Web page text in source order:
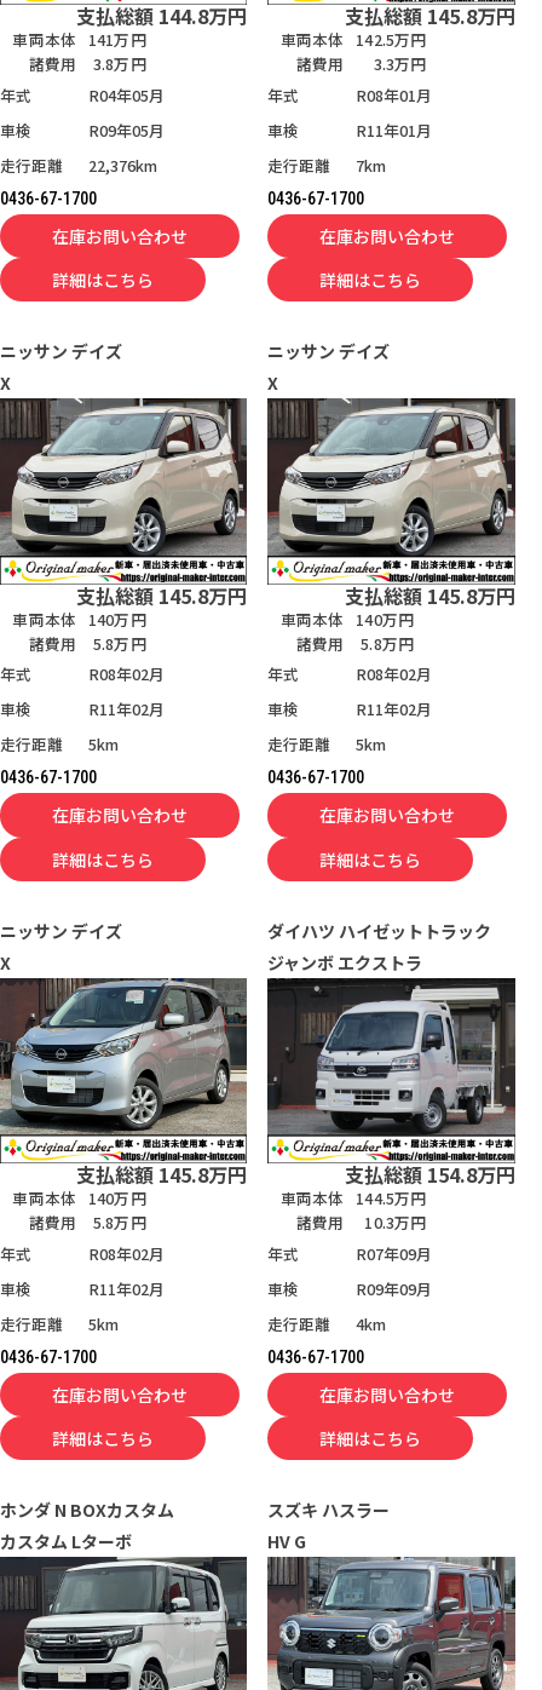
支払総額 144.8万円
車両本体
141万円
諸費用
3.8万円
年式
R04年05月
車検
R09年05月
走行距離
22,376km
0436-67-1700
在庫お問い合わせ
詳細はこちら
支払総額 145.8万円
車両本体
142.5万円
諸費用
3.3万円
年式
R08年01月
車検
R11年01月
走行距離
7km
0436-67-1700
在庫お問い合わせ
詳細はこちら
ニッサン デイズ
X
支払総額 145.8万円
車両本体
140万円
諸費用
5.8万円
年式
R08年02月
車検
R11年02月
走行距離
5km
0436-67-1700
在庫お問い合わせ
詳細はこちら
ニッサン デイズ
X
支払総額 145.8万円
車両本体
140万円
諸費用
5.8万円
年式
R08年02月
車検
R11年02月
走行距離
5km
0436-67-1700
在庫お問い合わせ
詳細はこちら
ニッサン デイズ
X
支払総額 145.8万円
車両本体
140万円
諸費用
5.8万円
年式
R08年02月
車検
R11年02月
走行距離
5km
0436-67-1700
在庫お問い合わせ
詳細はこちら
ダイハツ ハイゼットトラック
ジャンボ エクストラ
支払総額 154.8万円
車両本体
144.5万円
諸費用
10.3万円
年式
R07年09月
車検
R09年09月
走行距離
4km
0436-67-1700
在庫お問い合わせ
詳細はこちら
ホンダ N BOXカスタム
カスタム Lターボ
スズキ ハスラー
HV G